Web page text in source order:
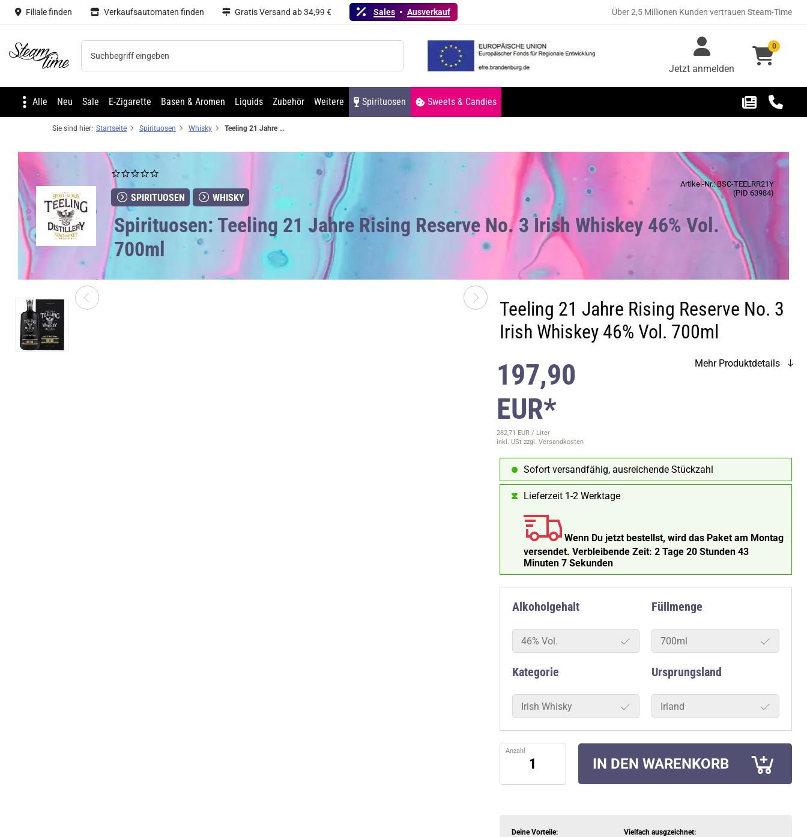
Filiale finden Verkaufsautomaten finden Gratis Versand ab 34,99 € Sales Ausverkauf Über 2,5 Millionen Kunden vertrauen Steam-Time
Steam time Jetzt anmelden
0
Alle Neu Sale E-Zigarette Basen & Aromen Liquids Zubehör Weitere Spirituosen Sweets & Candies
Sie sind hier: Startseite Spirituosen Whisky Teeling 21 Jahre Rising Reserve No. 3 Irish Whiskey 46% Vol. 700ml
SPIRITUOSEN WHISKY
Artikel-Nr.: BSC-TEELRR21Y
(PID 63984)
Spirituosen: Teeling 21 Jahre Rising Reserve No. 3 Irish Whiskey 46% Vol.
700ml
Teeling 21 Jahre Rising Reserve No. 3
Irish Whiskey 46% Vol. 700ml
197,90
EUR*
282,71 EUR / Liter
inkl. USt zzgl. Versandkosten
Mehr Produktdetails
Sofort versandfähig, ausreichende Stückzahl
Lieferzeit 1-2 Werktage
Wenn Du jetzt bestellst, wird das Paket am Montag
versendet. Verbleibende Zeit: 2 Tage 20 Stunden 43
Minuten 5 Sekunden
Alkoholgehalt
46% Vol.
Füllmenge
700ml
Kategorie
Irish Whisky
Ursprungsland
Irland
Anzahl
IN DEN WARENKORB
Deine Vorteile:
Vielfach ausgzeichnet: